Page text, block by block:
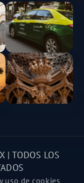
| TODOS LOS
uso de cookies